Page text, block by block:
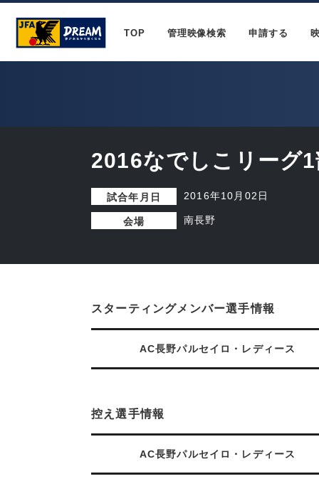
TOP 管理映像検索 申請する
2016なでしこリーグ
試合年月日 2016年10月02日
会場 南長野
スターティングメンバー選手情報
AC長野パルセイロ・レディース
控え選手情報
AC長野パルセイロ・レディース